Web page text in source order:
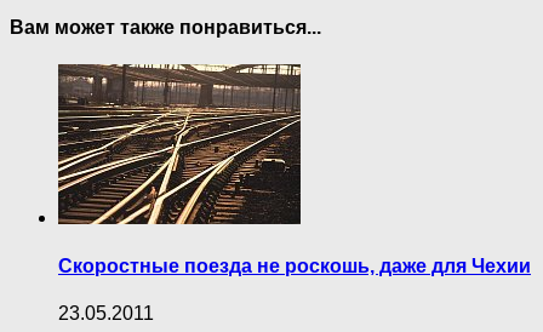
Вам может также понравиться...
Скоростные поезда не роскошь, даже для Чехии
23.05.2011